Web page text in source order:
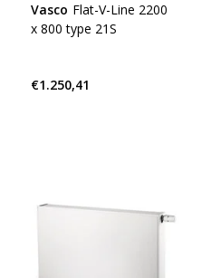
Vasco Flat-V-Line 2200
x 800 type 21S
€1.250,41